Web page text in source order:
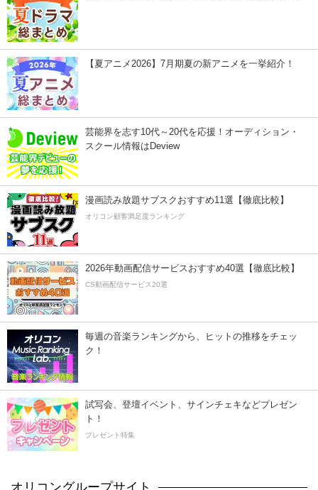
【夏アニメ2026】7月期夏の新アニメを一挙紹介！
芸能界を志す10代～20代を応援！オーディション・
スクール情報はDeview
漫画読み放題サブスクおすすめ11選【徹底比較】
オリコン顧客満足度ランキング
2026年動画配信サービスおすすめ40選【徹底比較】
CS動画配信サービス20選
毎週の音楽ランキングから、ヒットの推移をチェッ
ク！
試写会、登壇イベント、サインチェキなどプレゼン
ト！
プレゼント特集